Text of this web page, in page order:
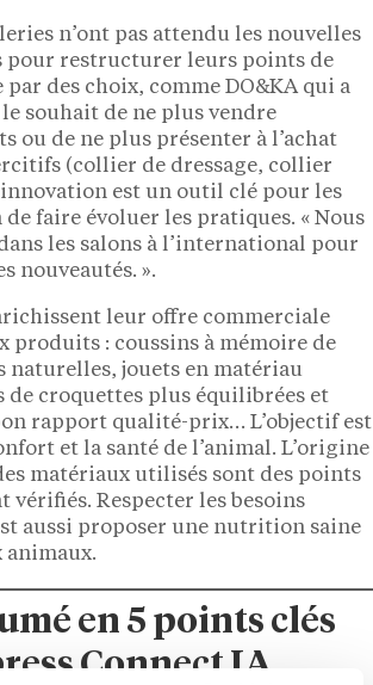
n’ont pas attendu les nouvelles
pour restructurer leurs points de
par des choix, comme DO&KA qui a
souhait de ne plus vendre
ou de ne plus présenter à l’achat
(collier de dressage, collier
est un outil clé pour les
faire évoluer les pratiques. « Nous
les salons à l’international pour
nouveautés. ».
leur offre commerciale
produits : coussins à mémoire de
naturelles, jouets en matériau
de croquettes plus équilibrées et
rapport qualité-prix… L’objectif est
et la santé de l’animal. L’origine
matériaux utilisés sont des points
vérifiés. Respecter les besoins
aussi proposer une nutrition saine
animaux.
en 5 points clés
Connect IA